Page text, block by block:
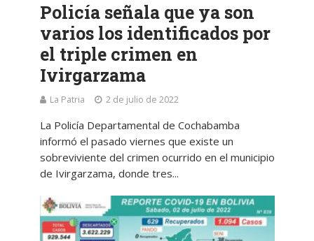
Policía señala que ya son
varios los identificados por
el triple crimen en
Ivirgarzama
La Patria 2 de julio de 2022
La Policía Departamental de Cochabamba
informó el pasado viernes que existe un
sobreviviente del crimen ocurrido en el municipio
de Ivirgarzama, donde tres...